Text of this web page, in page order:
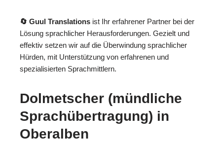
🔄 Guul Translations ist Ihr erfahrener Partner bei der
Lösung sprachlicher Herausforderungen. Gezielt und
effektiv setzen wir auf die Überwindung sprachlicher
Hürden, mit Unterstützung von erfahrenen und
spezialisierten Sprachmittlern.
Dolmetscher (mündliche
Sprachübertragung) in
Oberalben